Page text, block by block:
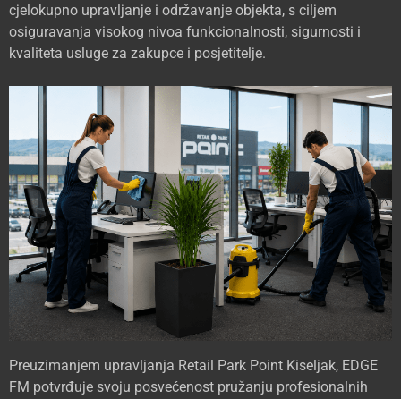
cjelokupno upravljanje i održavanje objekta, s ciljem
osiguravanja visokog nivoa funkcionalnosti, sigurnosti i
kvaliteta usluge za zakupce i posjetitelje.
Preuzimanjem upravljanja Retail Park Point Kiseljak, EDGE
FM potvrđuje svoju posvećenost pružanju profesionalnih